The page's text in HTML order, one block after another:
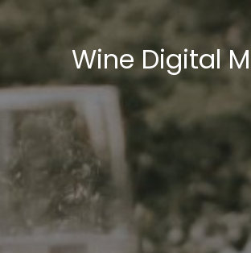
Wine Digital